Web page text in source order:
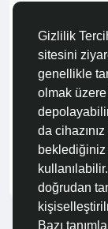
Gizlilik
sitesini
genellikle
olmak
da
beklediğiniz
doğrudan
Bazı
19:00
28°C
‹